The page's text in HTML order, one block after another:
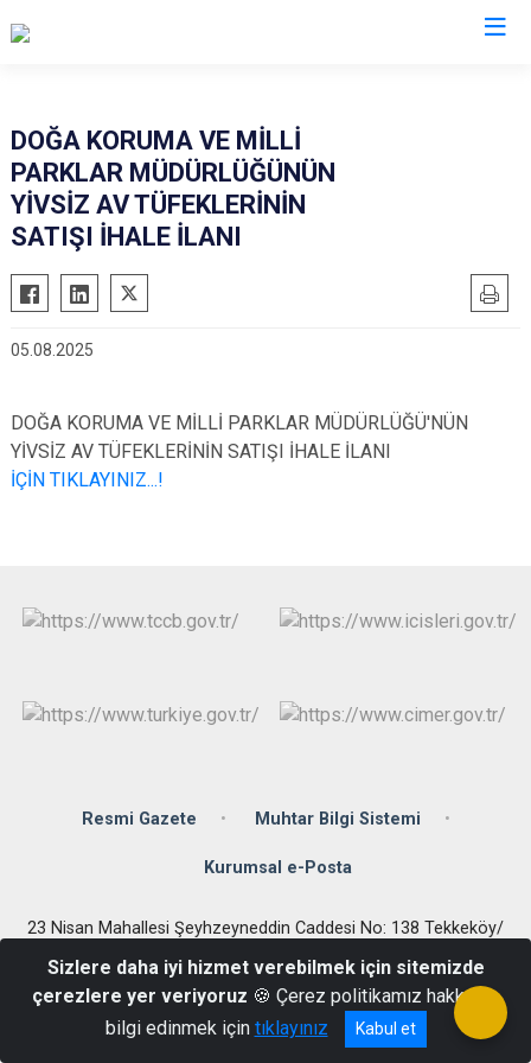
19 Mayıs
Alaçam
Ayvacık
Havza
Kavak
Ladik
Salıpazarı
İlkadım
DOĞA KORUMA VE MİLLİ
PARKLAR MÜDÜRLÜĞÜNÜN
YİVSİZ AV TÜFEKLERİNİN
SATIŞI İHALE İLANI
05.08.2025
DOĞA KORUMA VE MİLLİ PARKLAR MÜDÜRLÜĞÜ'NÜN
YİVSİZ AV TÜFEKLERİNİN SATIŞI İHALE İLANI
İÇİN TIKLAYINIZ...!
Resmi Gazete Muhtar Bilgi Sistemi
Kurumsal e-Posta
23 Nisan Mahallesi Şeyhzeyneddin Caddesi No: 138 Tekkeköy/
+90 (362) 256 04 65
Sizlere daha iyi hizmet verebilmek için sitemizde
çerezlere yer veriyoruz 🍪 Çerez politikamız hakkında
bilgi edinmek için tıklayınız Kabul et